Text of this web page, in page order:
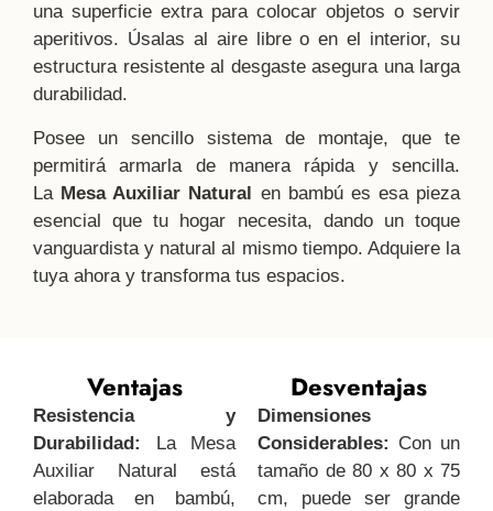
una superficie extra para colocar objetos o servir
aperitivos. Úsalas al aire libre o en el interior, su
estructura resistente al desgaste asegura una larga
durabilidad.
Posee un sencillo sistema de montaje, que te
permitirá armarla de manera rápida y sencilla.
La Mesa Auxiliar Natural en bambú es esa pieza
esencial que tu hogar necesita, dando un toque
vanguardista y natural al mismo tiempo. Adquiere la
tuya ahora y transforma tus espacios.
Ventajas
Resistencia y
Durabilidad:
La Mesa
Auxiliar Natural está
elaborada en bambú,
Desventajas
Dimensiones
Considerables: Con un
tamaño de 80 x 80 x 75
cm, puede ser grande